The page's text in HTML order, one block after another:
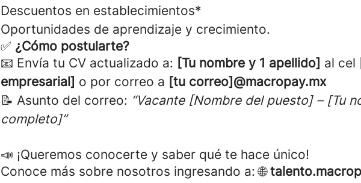
Descuentos en establecimientos*
Oportunidades de aprendizaje y crecimiento.
✅ ¿Cómo postularte?
📧 Envía tu CV actualizado a: [Tu nombre y 1 apellido] al cel
empresarial] o por correo a [tu correo]@macropay.mx
📝 Asunto del correo: “Vacante [Nombre del puesto] – [Tu
completo]”
📣 ¡Queremos conocerte y saber qué te hace único!
Conoce más sobre nosotros ingresando a: 🌐